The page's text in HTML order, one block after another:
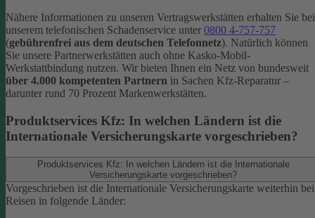
Nähere Informationen zu unseren Vertragswerkstätten erhalten Sie bei
unserem telefonischen Schadenservice unter 0800 4-757-757
(gebührenfrei aus dem deutschen Telefonnetz). Natürlich können
Sie unsere Partnerwerkstätten auch ohne Kasko-Mobil-
Werkstattbindung nutzen. Wir bieten Ihnen ein Netz von bundesweit
über 4.000 kompetenten Partnern in Sachen Kfz-Reparatur –
darunter rund 70 Prozent Markenwerkstätten.
Produktservices Kfz: In welchen Ländern ist die
Internationale Versicherungskarte vorgeschrieben?
Produktservices Kfz: In welchen Ländern ist die Internationale
Versicherungskarte vorgeschrieben?
Vorgeschrieben ist die Internationale Versicherungskarte weiterhin bei
Reisen in folgende Länder: